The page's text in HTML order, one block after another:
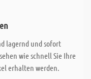
lagernd und sofort
wie schnell Sie Ihre
erhalten werden.